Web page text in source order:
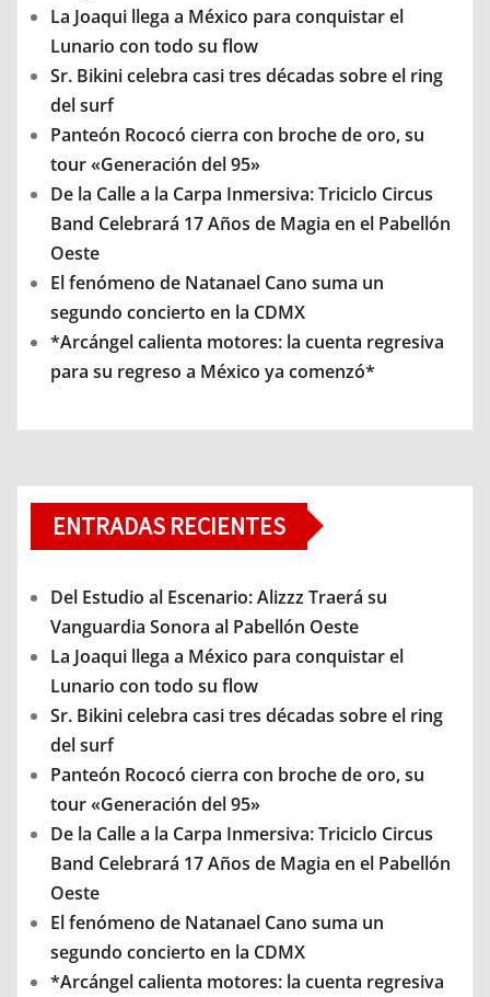
La Joaqui llega a México para conquistar el
Lunario con todo su flow
Sr. Bikini celebra casi tres décadas sobre el ring
del surf
Panteón Rococó cierra con broche de oro, su
tour «Generación del 95»
De la Calle a la Carpa Inmersiva: Triciclo Circus
Band Celebrará 17 Años de Magia en el Pabellón
Oeste
El fenómeno de Natanael Cano suma un
segundo concierto en la CDMX
*Arcángel calienta motores: la cuenta regresiva
para su regreso a México ya comenzó*
ENTRADAS RECIENTES
Del Estudio al Escenario: Alizzz Traerá su
Vanguardia Sonora al Pabellón Oeste
La Joaqui llega a México para conquistar el
Lunario con todo su flow
Sr. Bikini celebra casi tres décadas sobre el ring
del surf
Panteón Rococó cierra con broche de oro, su
tour «Generación del 95»
De la Calle a la Carpa Inmersiva: Triciclo Circus
Band Celebrará 17 Años de Magia en el Pabellón
Oeste
El fenómeno de Natanael Cano suma un
segundo concierto en la CDMX
*Arcángel calienta motores: la cuenta regresiva